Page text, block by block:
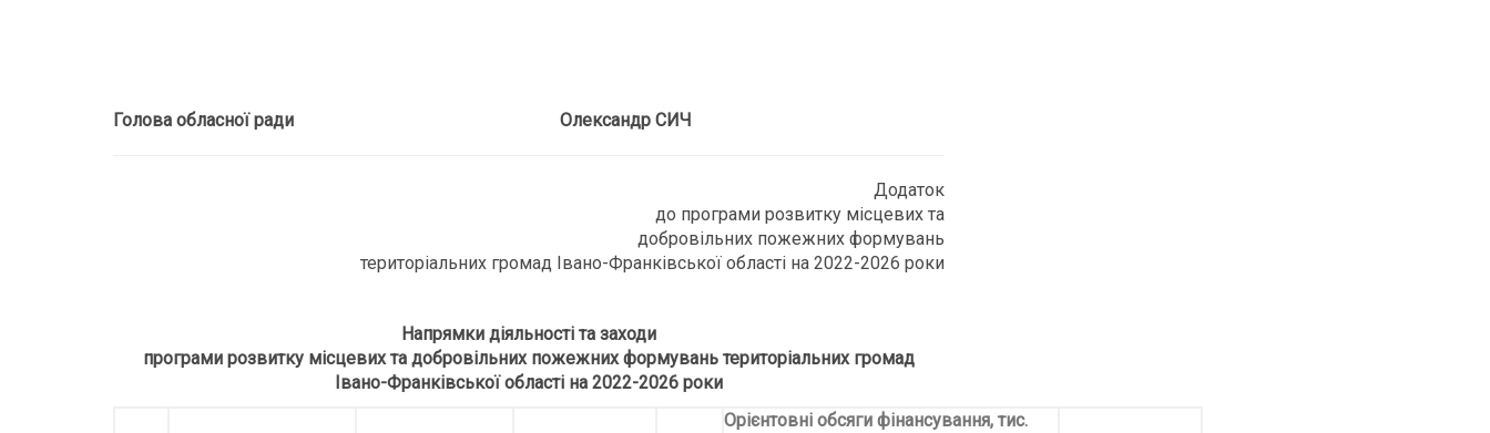
Голова обласної ради Олександр СИЧ
Додаток
до програми розвитку місцевих та
добровільних пожежних формувань
територіальних громад Івано-Франківської області на 2022-2026 роки
Напрямки діяльності та заходи
програми розвитку місцевих та добровільних пожежних формувань територіальних громад
Івано-Франківської області на 2022-2026 роки
Орієнтовні обсяги фінансування, тис.